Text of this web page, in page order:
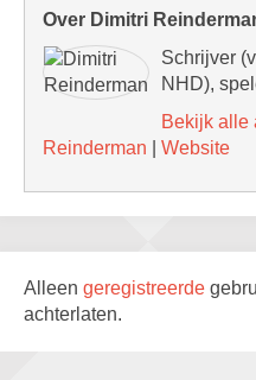
Over Dimitri
Schrijver
NHD),
Bekijk alle
Reinderman
Website
Alleen geregistreerde
achterlaten.